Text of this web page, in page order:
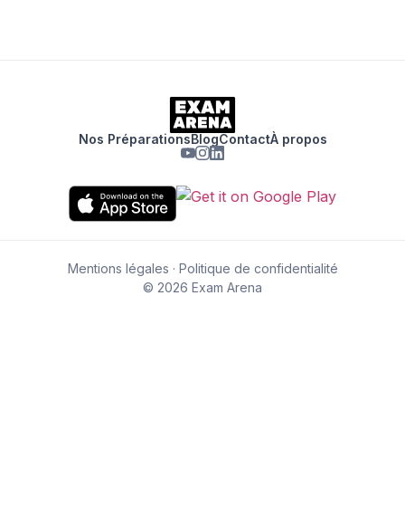
Nos PréparationsBlogContactÀ propos
Mentions légales · Politique de confidentialité
© 2026 Exam Arena